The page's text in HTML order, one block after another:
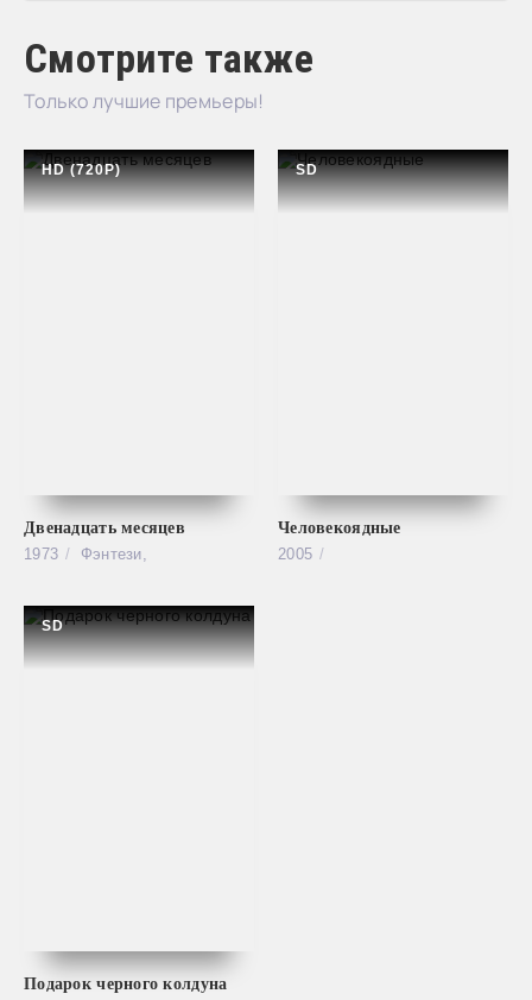
Смотрите также
Только лучшие премьеры!
HD (720P)
Двенадцать месяцев
1973
Фэнтези,
SD
Человекоядные
2005
SD
Подарок черного колдуна